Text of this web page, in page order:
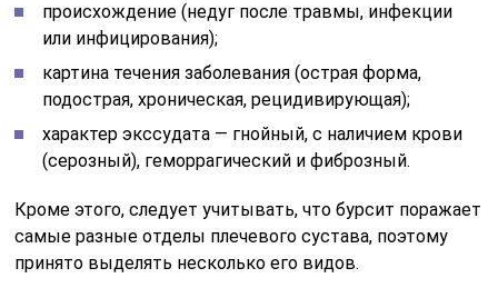
происхождение (недуг после травмы, инфекции
или инфицирования);
картина течения заболевания (острая форма,
подострая, хроническая, рецидивирующая);
характер экссудата — гнойный, с наличием крови
(серозный), геморрагический и фиброзный.
Кроме этого, следует учитывать, что бурсит поражает
самые разные отделы плечевого сустава, поэтому
принято выделять несколько его видов.